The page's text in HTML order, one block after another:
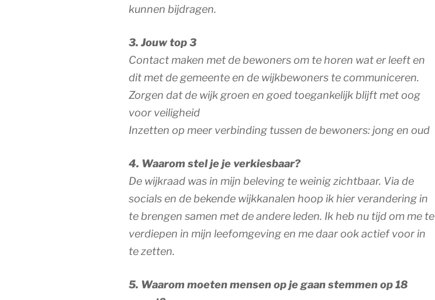
kunnen bijdragen.
3. Jouw top 3
Contact maken met de bewoners om te horen wat er leeft en
dit met de gemeente en de wijkbewoners te communiceren.
Zorgen dat de wijk groen en goed toegankelijk blijft met oog
voor veiligheid
Inzetten op meer verbinding tussen de bewoners: jong en oud
4. Waarom stel je je verkiesbaar?
De wijkraad was in mijn beleving te weinig zichtbaar. Via de
socials en de bekende wijkkanalen hoop ik hier verandering in
te brengen samen met de andere leden. Ik heb nu tijd om me te
verdiepen in mijn leefomgeving en me daar ook actief voor in
te zetten.
5. Waarom moeten mensen op je gaan stemmen op 18